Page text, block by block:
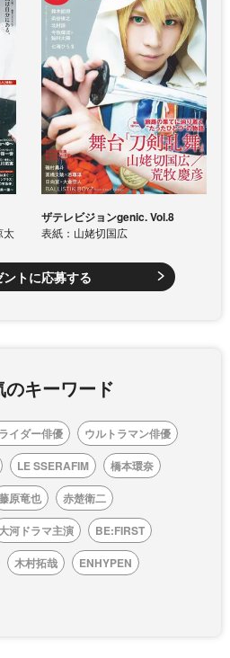
太
ザテレビジョンgenic. Vol.8
表紙：山姥切国広
ントに応募する
のキーワード
イダー俳優
ウルトラマン俳優
LE SSERAFIM
橋本環奈
原竜也
赤楚衛二
大河ドラマ主演
BE:FIRST
木村拓哉
ENHYPEN